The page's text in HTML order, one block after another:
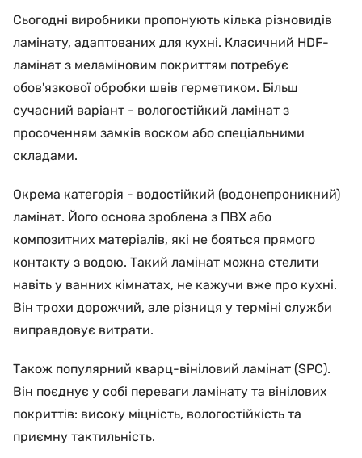
Сьогодні виробники пропонують кілька різновидів
ламінату, адаптованих для кухні. Класичний HDF-
ламінат з меламіновим покриттям потребує
обов'язкової обробки швів герметиком. Більш
сучасний варіант - вологостійкий ламінат з
просоченням замків воском або спеціальними
складами.
Окрема категорія - водостійкий (водонепроникний)
ламінат. Його основа зроблена з ПВХ або
композитних матеріалів, які не бояться прямого
контакту з водою. Такий ламінат можна стелити
навіть у ванних кімнатах, не кажучи вже про кухні.
Він трохи дорожчий, але різниця у терміні служби
виправдовує витрати.
Також популярний кварц-вініловий ламінат (SPC).
Він поєднує у собі переваги ламінату та вінілових
покриттів: високу міцність, вологостійкість та
приємну тактильність.